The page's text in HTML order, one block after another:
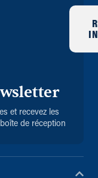
et recevez les
de réception